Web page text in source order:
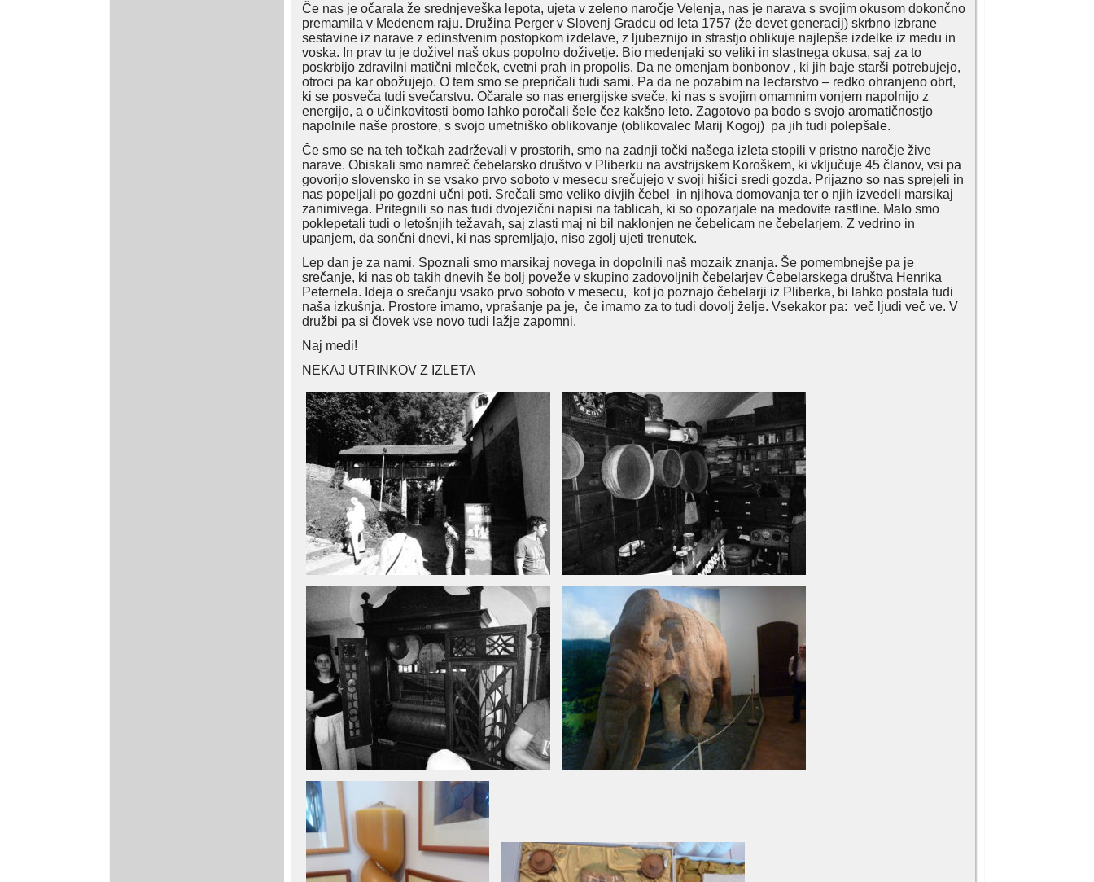
Če nas je očarala že srednjeveška lepota, ujeta v zeleno naročje Velenja, nas je narava s svojim okusom dokončno
premamila v Medenem raju. Družina Perger v Slovenj Gradcu od leta 1757 (že devet generacij) skrbno izbrane
sestavine iz narave z edinstvenim postopkom izdelave, z ljubeznijo in strastjo oblikuje najlepše izdelke iz medu in
voska. In prav tu je doživel naš okus popolno doživetje. Bio medenjaki so veliki in slastnega okusa, saj za to
poskrbijo zdravilni matični mleček, cvetni prah in propolis. Da ne omenjam bonbonov , ki jih baje starši potrebujejo,
otroci pa kar obožujejo. O tem smo se prepričali tudi sami. Pa da ne pozabim na lectarstvo – redko ohranjeno obrt,
ki se posveča tudi svečarstvu. Očarale so nas energijske sveče, ki nas s svojim omamnim vonjem napolnijo z
energijo, a o učinkovitosti bomo lahko poročali šele čez kakšno leto. Zagotovo pa bodo s svojo aromatičnostjo
napolnile naše prostore, s svojo umetniško oblikovanje (oblikovalec Marij Kogoj) pa jih tudi polepšale.
Če smo se na teh točkah zadrževali v prostorih, smo na zadnji točki našega izleta stopili v pristno naročje žive
narave. Obiskali smo namreč čebelarsko društvo v Pliberku na avstrijskem Koroškem, ki vključuje 45 članov, vsi pa
govorijo slovensko in se vsako prvo soboto v mesecu srečujejo v svoji hišici sredi gozda. Prijazno so nas sprejeli in
nas popeljali po gozdni učni poti. Srečali smo veliko divjih čebel in njihova domovanja ter o njih izvedeli marsikaj
zanimivega. Pritegnili so nas tudi dvojezični napisi na tablicah, ki so opozarjale na medovite rastline. Malo smo
poklepetali tudi o letošnjih težavah, saj zlasti maj ni bil naklonjen ne čebelicam ne čebelarjem. Z vedrino in
upanjem, da sončni dnevi, ki nas spremljajo, niso zgolj ujeti trenutek.
Lep dan je za nami. Spoznali smo marsikaj novega in dopolnili naš mozaik znanja. Še pomembnejše pa je
srečanje, ki nas ob takih dnevih še bolj poveže v skupino zadovoljnih čebelarjev Čebelarskega društva Henrika
Peternela. Ideja o srečanju vsako prvo soboto v mesecu, kot jo poznajo čebelarji iz Pliberka, bi lahko postala tudi
naša izkušnja. Prostore imamo, vprašanje pa je, če imamo za to tudi dovolj želje. Vsekakor pa: več ljudi več ve. V
družbi pa si človek vse novo tudi lažje zapomni.
Naj medi!
NEKAJ UTRINKOV Z IZLETA